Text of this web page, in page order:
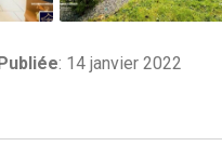
Publiée: 14 janvier 2022